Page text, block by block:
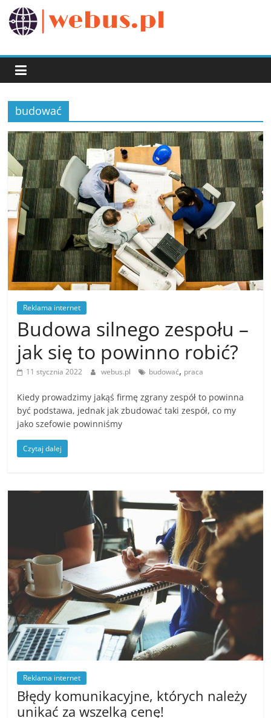
Przejdź
do
treści
webus.pl
budować
Reklama internet
Budowa silnego zespołu –
jak się to powinno robić?
11 stycznia 2022 webus.pl budować, praca
Kiedy prowadzimy jakąś firmę zgrany zespół to powinna
być podstawa, jednak jak zbudować taki zespół, co my
jako szefowie powinniśmy
Czytaj dalej
Reklama internet
Błędy komunikacyjne, których należy
unikać za wszelką cenę!